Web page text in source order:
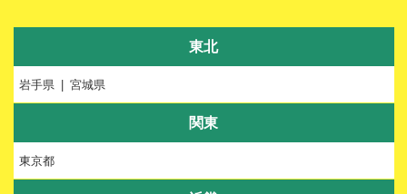
東北
岩手県 宮城県
関東
東京都